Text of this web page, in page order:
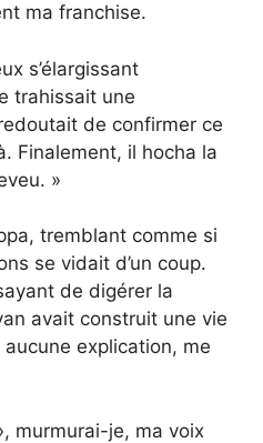
ma franchise.
s’élargissant
trahissait une
de confirmer ce
Finalement, il hocha la
»
tremblant comme si
se vidait d’un coup.
de digérer la
avait construit une vie
explication, me
murmurai-je, ma voix